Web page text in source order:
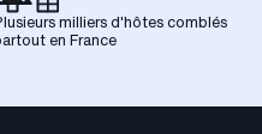
milliers d'hôtes comblés
en France